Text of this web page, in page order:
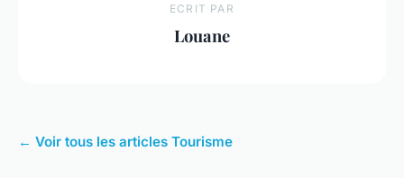
ECRIT PAR
Louane
← Voir tous les articles Tourisme